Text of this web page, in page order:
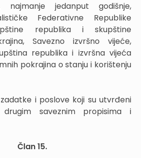
najmanje jedanput godišnje,
Federativne Republike
republika i skupštine
Savezno izvršno vijeće,
republika i izvršna vijeća
pokrajina o stanju i korištenju
i poslove koji su utvrđeni
saveznim propisima i
Član 15.